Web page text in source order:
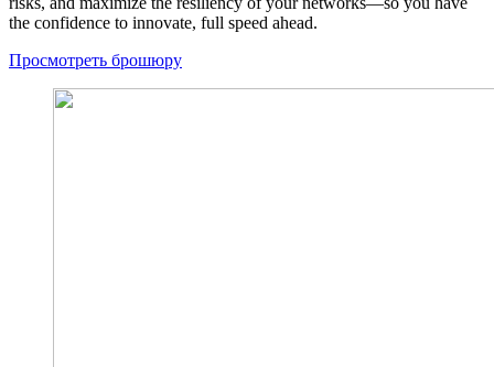
the confidence to innovate, full speed ahead.
Просмотреть брошюру